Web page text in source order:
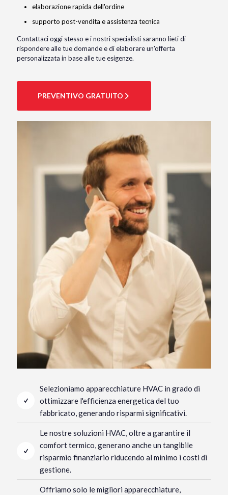
elaborazione rapida dell'ordine
supporto post-vendita e assistenza tecnica
Contattaci oggi stesso e i nostri specialisti saranno lieti di
rispondere alle tue domande e di elaborare un'offerta
personalizzata in base alle tue esigenze.
PREVENTIVO GRATUITO
Selezioniamo apparecchiature HVAC in grado di
ottimizzare l'efficienza energetica del tuo
fabbricato, generando risparmi significativi.
Le nostre soluzioni HVAC, oltre a garantire il
comfort termico, generano anche un tangibile
risparmio finanziario riducendo al minimo i costi di
gestione.
Offriamo solo le migliori apparecchiature,